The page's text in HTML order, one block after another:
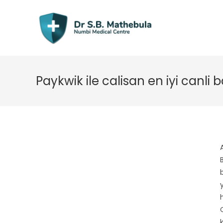
Paykwik ile calisan en iyi canli